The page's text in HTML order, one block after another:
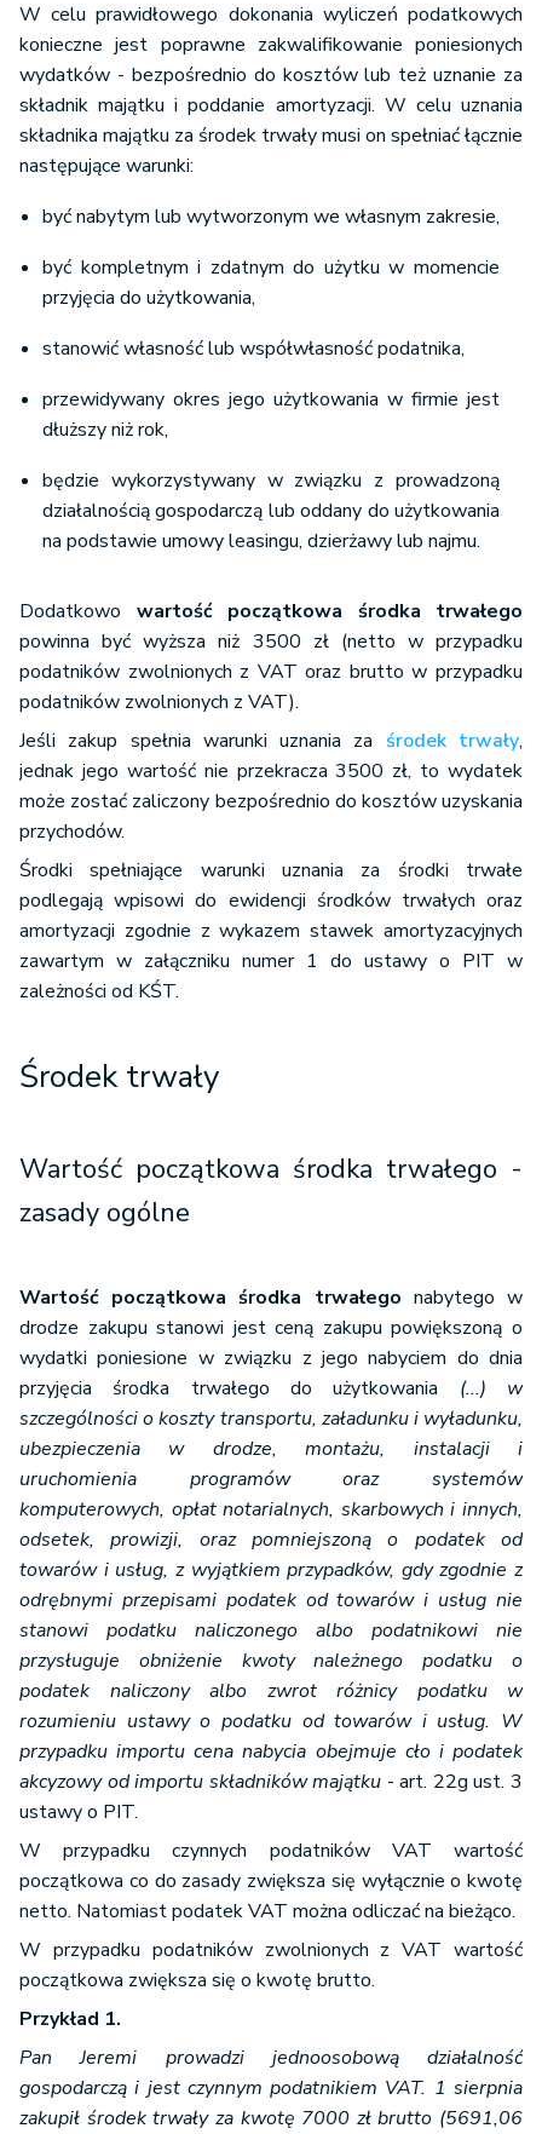
W celu prawidłowego dokonania wyliczeń podatkowych
konieczne jest poprawne zakwalifikowanie poniesionych
wydatków - bezpośrednio do kosztów lub też uznanie za
składnik majątku i poddanie amortyzacji. W celu uznania
składnika majątku za środek trwały musi on spełniać łącznie
następujące warunki:
być nabytym lub wytworzonym we własnym zakresie,
być kompletnym i zdatnym do użytku w momencie
przyjęcia do użytkowania,
stanowić własność lub współwłasność podatnika,
przewidywany okres jego użytkowania w firmie jest
dłuższy niż rok,
będzie wykorzystywany w związku z prowadzoną
działalnością gospodarczą lub oddany do użytkowania
na podstawie umowy leasingu, dzierżawy lub najmu.
Dodatkowo wartość początkowa środka trwałego
powinna być wyższa niż 3500 zł (netto w przypadku
podatników zwolnionych z VAT oraz brutto w przypadku
podatników zwolnionych z VAT).
Jeśli zakup spełnia warunki uznania za środek trwały,
jednak jego wartość nie przekracza 3500 zł, to wydatek
może zostać zaliczony bezpośrednio do kosztów uzyskania
przychodów.
Środki spełniające warunki uznania za środki trwałe
podlegają wpisowi do ewidencji środków trwałych oraz
amortyzacji zgodnie z wykazem stawek amortyzacyjnych
zawartym w załączniku numer 1 do ustawy o PIT w
zależności od KŚT.
Środek trwały
Wartość początkowa środka trwałego -
zasady ogólne
Wartość początkowa środka trwałego nabytego w
drodze zakupu stanowi jest ceną zakupu powiększoną o
wydatki poniesione w związku z jego nabyciem do dnia
przyjęcia środka trwałego do użytkowania (...) w
szczególności o koszty transportu, załadunku i wyładunku,
ubezpieczenia w drodze, montażu, instalacji i
uruchomienia programów oraz systemów
komputerowych, opłat notarialnych, skarbowych i innych,
odsetek, prowizji, oraz pomniejszoną o podatek od
towarów i usług, z wyjątkiem przypadków, gdy zgodnie z
odrębnymi przepisami podatek od towarów i usług nie
stanowi podatku naliczonego albo podatnikowi nie
przysługuje obniżenie kwoty należnego podatku o
podatek naliczony albo zwrot różnicy podatku w
rozumieniu ustawy o podatku od towarów i usług. W
przypadku importu cena nabycia obejmuje cło i podatek
akcyzowy od importu składników majątku - art. 22g ust. 3
ustawy o PIT.
W przypadku czynnych podatników VAT wartość
początkowa co do zasady zwiększa się wyłącznie o kwotę
netto. Natomiast podatek VAT można odliczać na bieżąco.
W przypadku podatników zwolnionych z VAT wartość
początkowa zwiększa się o kwotę brutto.
Przykład 1.
Pan Jeremi prowadzi jednoosobową działalność
gospodarczą i jest czynnym podatnikiem VAT. 1 sierpnia
zakupił środek trwały za kwotę 7000 zł brutto (5691,06